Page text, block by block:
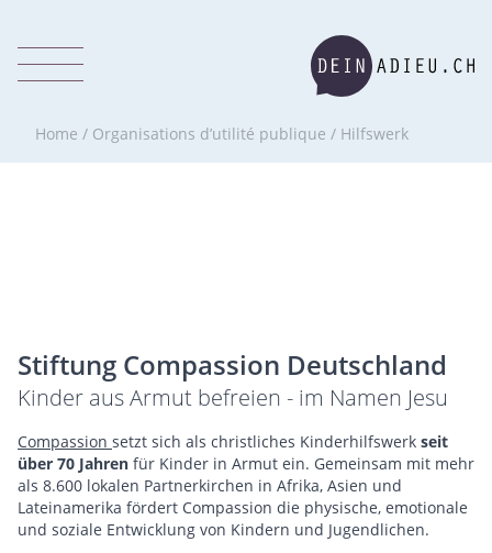
Home / Organisations d’utilité publique / Hilfswerk
Stiftung Compassion Deutschland
Kinder aus Armut befreien - im Namen Jesu
Compassion setzt sich als christliches Kinderhilfswerk seit
über 70 Jahren für Kinder in Armut ein. Gemeinsam mit mehr
als 8.600 lokalen Partnerkirchen in Afrika, Asien und
Lateinamerika fördert Compassion die physische, emotionale
und soziale Entwicklung von Kindern und Jugendlichen.